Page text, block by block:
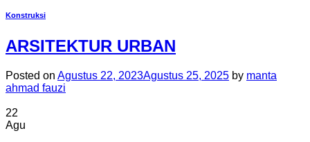
Konstruksi
ARSITEKTUR URBAN
Posted on Agustus 22, 2023Agustus 25, 2025 by manta
ahmad fauzi
22
Agu